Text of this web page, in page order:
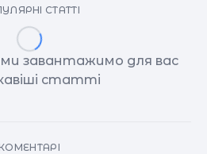
СТАТТІ
завантажимо для вас
статті